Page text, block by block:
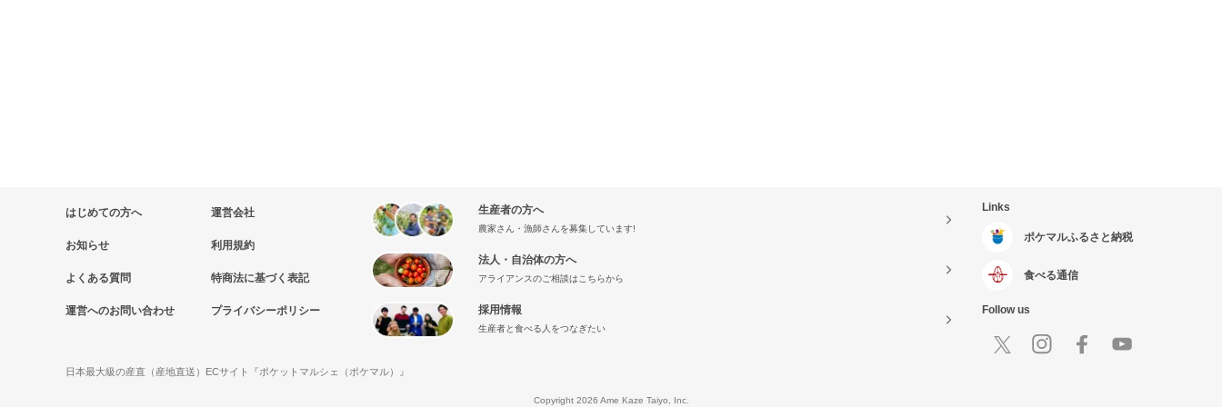
はじめての方へ
お知らせ
よくある質問
運営へのお問い合わせ
運営会社
利用規約
特商法に基づく表記
プライバシーポリシー
生産者の方へ
農家さん・漁師さんを募集しています!
法人・自治体の方へ
アライアンスのご相談はこちらから
採用情報
生産者と食べる人をつなぎたい
Links
ポケマルふるさと納税
食べる通信
Follow us
日本最大級の産直（産地直送）ECサイト『ポケットマルシェ（ポケマル）』
Copyright 2026 Ame Kaze Taiyo, Inc.